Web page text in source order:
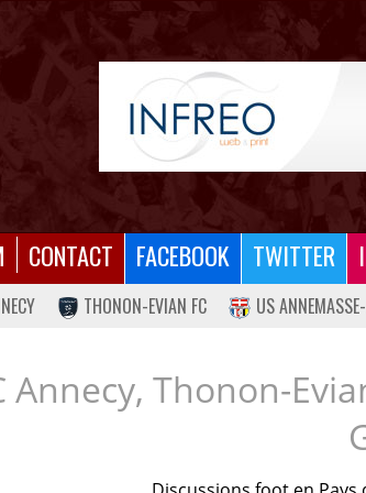
CONTACT FACEBOOK TWITTER
THONON-EVIAN FC US
Annecy, Thonon-